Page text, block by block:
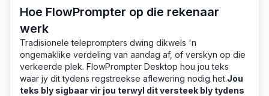
Hoe FlowPrompter op die rekenaar
werk
Tradisionele teleprompters dwing dikwels 'n
ongemaklike verdeling van aandag af, of verskyn op die
verkeerde plek. FlowPrompter Desktop hou jou teks
waar jy dit tydens regstreekse aflewering nodig het.Jou
teks bly sigbaar vir jou terwyl dit versteek bly tydens